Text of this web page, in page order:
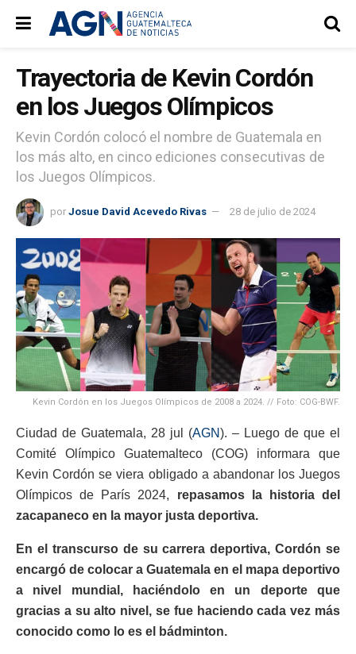
Trayectoria de Kevin Cordón
en los Juegos Olímpicos
Kevin Cordón colocó el nombre de Guatemala en
los más alto, en cinco ediciones consecutivas de
los Juegos Olímpicos.
por Josue David Acevedo Rivas 28 de julio de 2024
Kevin Cordón en los Juegos Olímpicos de 2008 a 2024. // Foto: COG-BWF.
Ciudad de Guatemala, 28 jul (AGN). – Luego de que el
Comité Olímpico Guatemalteco (COG) informara que
Kevin Cordón se viera obligado a abandonar los Juegos
Olímpicos de París 2024, repasamos la historia del
zacapaneco en la mayor justa deportiva.
En el transcurso de su carrera deportiva, Cordón se
encargó de colocar a Guatemala en el mapa deportivo
a nivel mundial, haciéndolo en un deporte que
gracias a su alto nivel, se fue haciendo cada vez más
conocido como lo es el bádminton.